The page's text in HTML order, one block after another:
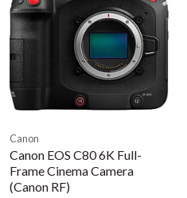
Canon
Canon EOS C80 6K Full-
Frame Cinema Camera
(Canon RF)